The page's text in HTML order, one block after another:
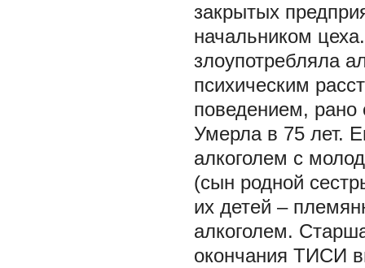
закрытых
начальником
злоупотребляла
психическим
поведением, рано
Умерла в 75 лет.
алкоголем с
(сын родной
их детей –
алкоголем.
окончания ТИСИ